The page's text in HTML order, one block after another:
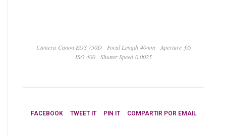
Camera Canon EOS 750D Focal Length 40mm
Aperture ƒ/5
ISO 400
Shutter Speed 0.0025
FACEBOOK TWEET IT PIN IT COMPARTIR POR EMAIL